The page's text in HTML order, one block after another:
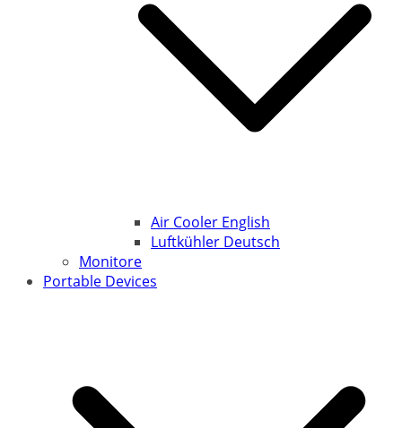
Air Cooler English
Luftkühler Deutsch
Monitore
Portable Devices